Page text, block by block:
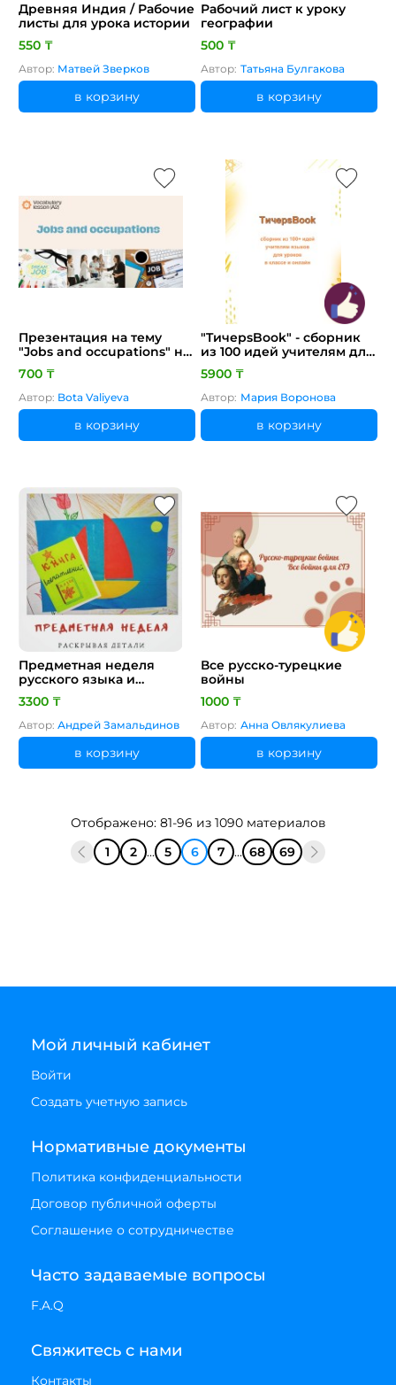
Древняя Индия / Рабочие
листы для урока истории
550 ₸
Автор: Матвей Зверков
в корзину
Рабочий лист к уроку
географии
500 ₸
Автор: Татьяна Булгакова
в корзину
Презентация на тему
"Jobs and occupations" на
английском языке
700 ₸
Автор: Bota Valiyeva
в корзину
"TичерsBook" - cборник
из 100 идей учителям для
уроков английского
языка
5900 ₸
Автор: Мария Воронова
в корзину
Предметная неделя
русского языка и
литературы (материалы
для проведения)
3300 ₸
Автор: Андрей Замальдинов
в корзину
Все русско-турецкие
войны
1000 ₸
Автор: Анна Овлякулиева
в корзину
Отображено: 81-96 из 1090 материалов
1
2 ... 5 6 7 ... 68 69
Мой личный кабинет
Войти
Создать учетную запись
Нормативные документы
Политика конфиденциальности
Договор публичной оферты
Соглашение о сотрудничестве
Часто задаваемые вопросы
F.A.Q
Свяжитесь с нами
Контакты